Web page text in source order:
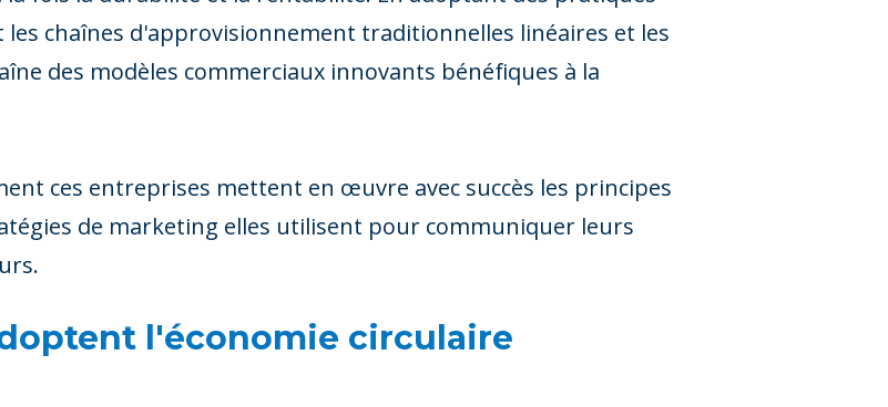
chaînes d'approvisionnement traditionnelles linéaires et les
des modèles commerciaux innovants bénéfiques à la
ces entreprises mettent en œuvre avec succès les principes
de marketing elles utilisent pour communiquer leurs
l'économie circulaire